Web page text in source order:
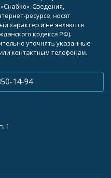
Сведения,
ресурсе, носят
характер и не являются
кодекса РФ).
уточнять указанные
контактным телефонам.
14-94
1